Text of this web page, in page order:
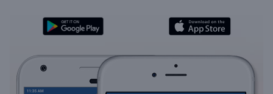
Duration-:-
0.00%
Stream
TypeLIVE